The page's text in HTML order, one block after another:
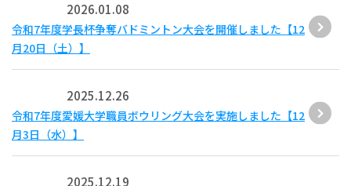
2026.01.08
令和7年度学長杯争奪バドミントン大会を開催しました【12
月20日（土）】
2025.12.26
令和7年度愛媛大学職員ボウリング大会を実施しました【12
月3日（水）】
2025.12.19